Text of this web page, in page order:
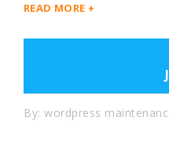
READ MORE +
By: wordpress